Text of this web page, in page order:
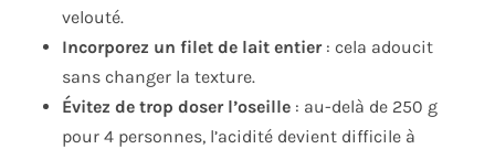
velouté.
Incorporez un filet de lait entier: cela adoucit
sans changer la texture.
Évitez de trop doser l’oseille : au-delà de 250 g
pour 4 personnes, l’acidité devient difficile à